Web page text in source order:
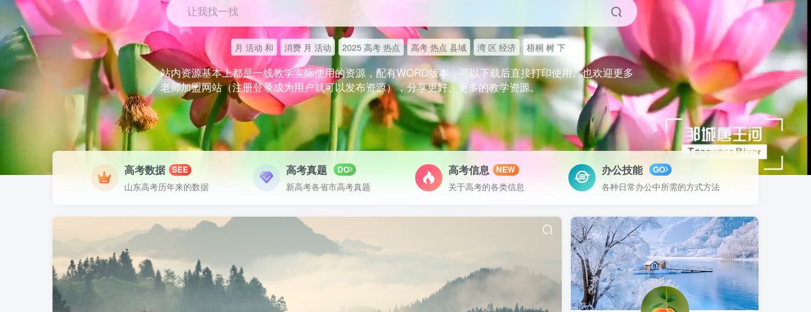
让我找一找
月 活动 和 消费 月 活动 2025 高考 热点 高考 热点 县域 湾 区 经济 梧桐 树 下
站内资源基本上都是一线教学实际使用的资源，配有WORD版本，可以下载后直接打印使用。也欢迎更多
老师加盟网站（注册登录成为用户就可以发布资源），分享更好、更多的教学资源。
高考数据 SEE
山东高考历年来的数据
高考真题 DO
新高考各省市高考真题
高考信息 NEW
关于高考的各类信息
办公技能 GO
各种日常办公中所需的方式方法